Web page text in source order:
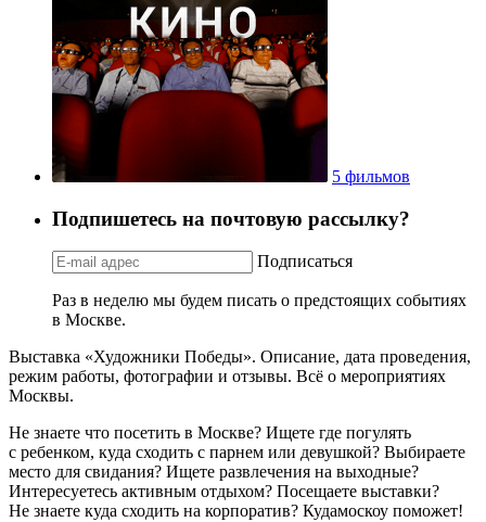
5 фильмов
Подпишетесь на почтовую рассылку?
Подписаться
Раз в неделю мы будем писать о предстоящих событиях
в Москве.
Выставка «Художники Победы». Описание, дата проведения,
режим работы, фотографии и отзывы. Всё о мероприятиях
Москвы.
Не знаете что посетить в Москве? Ищете где погулять
с ребенком, куда сходить с парнем или девушкой? Выбираете
место для свидания? Ищете развлечения на выходные?
Интересуетесь активным отдыхом? Посещаете выставки?
Не знаете куда сходить на корпоратив? Кудамоскоу поможет!